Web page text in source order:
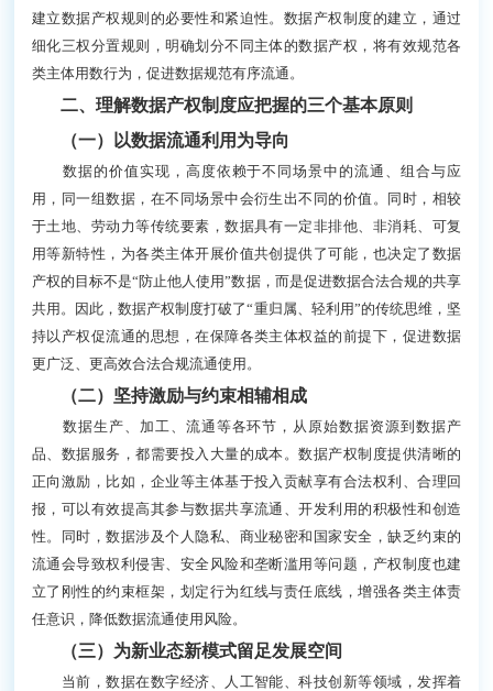
建立数据产权规则的必要性和紧迫性。数据产权制度的建立，通过
细化三权分置规则，明确划分不同主体的数据产权，将有效规范各
类主体用数行为，促进数据规范有序流通。
二、理解数据产权制度应把握的三个基本原则
（一）以数据流通利用为导向
数据的价值实现，高度依赖于不同场景中的流通、组合与应
用，同一组数据，在不同场景中会衍生出不同的价值。同时，相较
于土地、劳动力等传统要素，数据具有一定非排他、非消耗、可复
用等新特性，为各类主体开展价值共创提供了可能，也决定了数据
产权的目标不是“防止他人使用”数据，而是促进数据合法合规的共享
共用。因此，数据产权制度打破了“重归属、轻利用”的传统思维，坚
持以产权促流通的思想，在保障各类主体权益的前提下，促进数据
更广泛、更高效合法合规流通使用。
（二）坚持激励与约束相辅相成
数据生产、加工、流通等各环节，从原始数据资源到数据产
品、数据服务，都需要投入大量的成本。数据产权制度提供清晰的
正向激励，比如，企业等主体基于投入贡献享有合法权利、合理回
报，可以有效提高其参与数据共享流通、开发利用的积极性和创造
性。同时，数据涉及个人隐私、商业秘密和国家安全，缺乏约束的
流通会导致权利侵害、安全风险和垄断滥用等问题，产权制度也建
立了刚性的约束框架，划定行为红线与责任底线，增强各类主体责
任意识，降低数据流通使用风险。
（三）为新业态新模式留足发展空间
当前，数据在数字经济、人工智能、科技创新等领域，发挥着